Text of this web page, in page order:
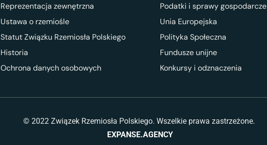
Reprezentacja zewnętrzna
Ustawa o rzemiośle
Statut Związku Rzemiosła Polskiego
Historia
Ochrona danych osobowych
Podatki i sprawy gospodarcze
Unia Europejska
Polityka Społeczna
Fundusze unijne
Konkursy i odznaczenia
© 2022 Związek Rzemiosła Polskiego. Wszelkie prawa zastrzeżone.
EXPANSE.AGENCY